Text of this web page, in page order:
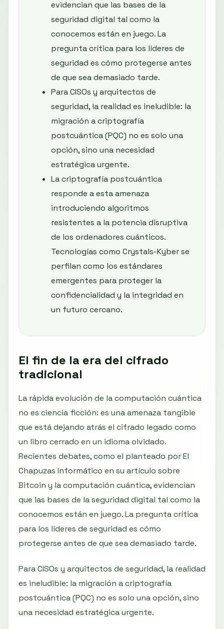
evidencian que las bases de la
seguridad digital tal como la
conocemos están en juego. La
pregunta crítica para los líderes de
seguridad es cómo protegerse antes
de que sea demasiado tarde.
Para CISOs y arquitectos de
seguridad, la realidad es ineludible: la
migración a criptografía
postcuántica (PQC) no es solo una
opción, sino una necesidad
estratégica urgente.
La criptografía postcuántica
responde a esta amenaza
introduciendo algoritmos
resistentes a la potencia disruptiva
de los ordenadores cuánticos.
Tecnologías como Crystals-Kyber se
perfilan como los estándares
emergentes para proteger la
confidencialidad y la integridad en
un futuro cercano.
El fin de la era del cifrado
tradicional
La rápida evolución de la computación cuántica
no es ciencia ficción: es una amenaza tangible
que está dejando atrás el cifrado legado como
un libro cerrado en un idioma olvidado.
Recientes debates, como el planteado por El
Chapuzas Informático en su artículo sobre
Bitcoin y la computación cuántica, evidencian
que las bases de la seguridad digital tal como la
conocemos están en juego. La pregunta crítica
para los líderes de seguridad es cómo
protegerse antes de que sea demasiado tarde.
Para CISOs y arquitectos de seguridad, la realidad
es ineludible: la migración a criptografía
postcuántica (PQC) no es solo una opción, sino
una necesidad estratégica urgente.